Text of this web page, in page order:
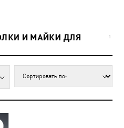
И МАЙКИ ДЛЯ
1